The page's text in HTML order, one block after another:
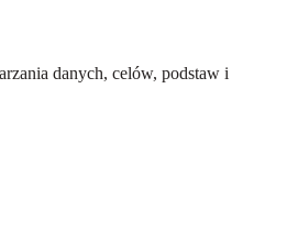
danych, celów, podstaw i